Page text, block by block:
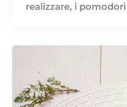
realizzare, i